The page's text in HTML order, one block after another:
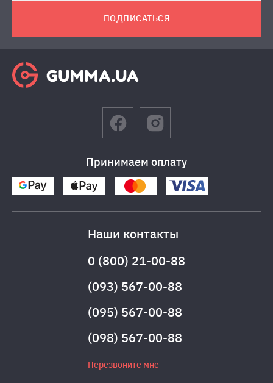
ПОДПИСАТЬСЯ
Принимаем оплату
Наши контакты
0 (800) 21-00-88
(093) 567-00-88
(095) 567-00-88
(098) 567-00-88
Перезвоните мне